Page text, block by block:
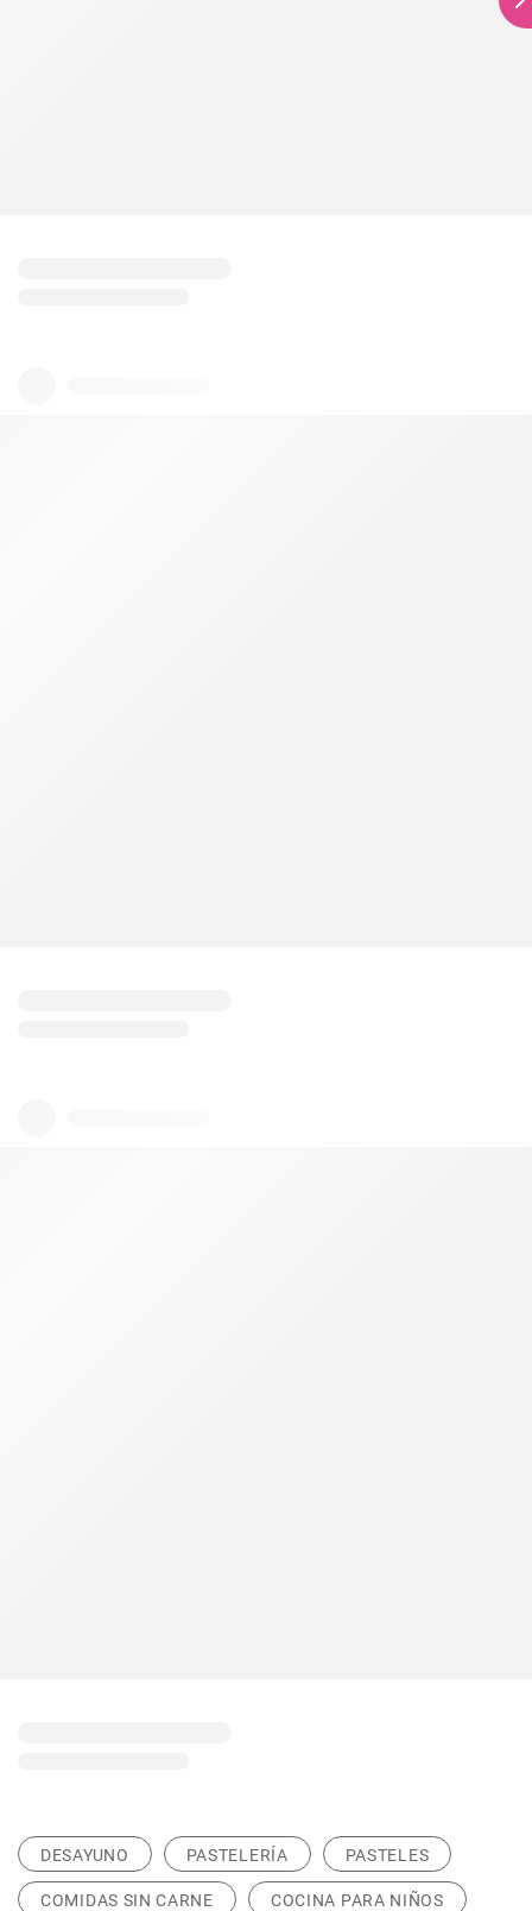
DESAYUNO PASTELERÍA PASTELES
COMIDAS SIN CARNE COCINA PARA NIÑOS